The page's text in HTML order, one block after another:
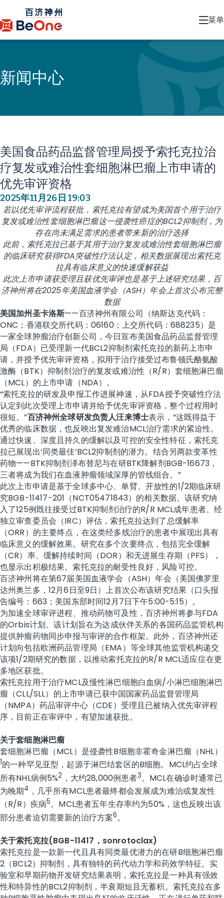
菜单
新闻中心
美国食品药品监督管理局授予索托克拉治
疗复发或难治性套细胞淋巴瘤上市申请的
优先审评资格
2025年11月26日 19:03
若以优先审评流程获批，索托克拉有望成为美国首个用于治疗
复发或难治性套细胞淋巴瘤这一侵袭性癌症的BCL2抑制剂，为
存在尚未满足需求的患者带来新的治疗选择
此前，索托克拉已基于其用于治疗复发或难治性套细胞淋巴瘤
的临床研究获得FDA突破性疗法认定，相关数据展现出索托克
拉具有临床意义的快速缓解获益
此次上市申请获受理且获优先审评也是基于上述研究结果，百
济神州将在2025年美国血液学会（ASH）年会上首次公布完整
数据
美国加州圣卡洛斯——百济神州有限公司（纳斯达克代码：
ONC；香港联交所代码：06160；上交所代码：688235）是
一家全球肿瘤治疗创新公司，今日宣布美国食品药品监督管理
局（FDA）已受理新一代BCL2抑制剂索托克拉的新药上市申
请，并授予优先审评资格，拟用于治疗接受过布鲁顿氏酪氨酸
激酶（BTK）抑制剂治疗的复发或难治性（R/R）套细胞淋巴瘤
（MCL）的上市申请（NDA）。
“索托克拉的研发及申报工作进展神速，从FDA授予突破性疗法
认定到此次受理上市申请并给予优先审评资格，整个过程用时
很短。”百济神州全球研发负责人汪来博士表示，“这既得益于
优秀的临床数据，也反映出复发难治MCL治疗需求的紧迫性。
通过快速、深度且持久的缓解以及可控的安全性特征，索托克
拉已展现出‘同类最佳’BCL2抑制剂的潜力。结合另两款变革性
药物——BTK抑制剂泽布替尼与在研BTK降解剂BGB-16673，
三者将成为我们在血液肿瘤领域深厚的管线组合。”
此次上市申请是基于全球多中心、单臂、开放性的1/2期临床研
究BGB-11417-201（NCT05471843）的相关数据。该研究纳
入了125例既往接受过BTK抑制剂治疗的R/R MCL成年患者。经
独立审查委员会（IRC）评估，索托克拉达到了总缓解率
（ORR）的主要终点，在这类经多线治疗的患者中展现出具有
临床意义的缓解效果。研究在多个次要终点，包括完全缓解
（CR）率、缓解持续时间（DOR）和无进展生存期（PFS），
也显示出积极结果。索托克拉的耐受性良好，风险可控。
百济神州将在第67届美国血液学会（ASH）年会（美国佛罗里
达州奥兰多，12月6日至9日）上首次公布该研究结果（口头报
告编号：663；美国东部时间12月7日下午5:00-5:15）。
为加速全球审评进程、推动药物可及性，百济神州将参与FDA
的Orbis计划。该计划旨在为达成伙伴关系的各国药品监管机构
提供肿瘤药物同步申报与审评的合作框架。此外，百济神州还
计划向包括欧洲药品管理局（EMA）等全球其他监管机构递交
该项1/2期研究的数据，以推动索托克拉的R/R MCL适应症在更
多地区获批。
索托克拉用于治疗MCL及慢性淋巴细胞白血病/小淋巴细胞淋巴
瘤（CLL/SLL）的上市申请已获中国国家药品监督管理局
（NMPA）药品审评中心（CDE）受理且已被纳入优先审评程
序，目前正在审评中，有望加速获批。
关于套细胞淋巴瘤
套细胞淋巴瘤（MCL）是侵袭性B细胞非霍奇金淋巴瘤（NHL）
1的一种罕见亚型，起源于淋巴结套区的B细胞。MCL约占全球
所有NHL病例5%2 ，大约28,000例患者3。MCL在确诊时通常已
为晚期4 ，几乎所有MCL患者最终都会发展成为难治或复发性
（R/R）疾病5。MCL患者五年生存率约为50%，这也反映出该
部分患者迫切需要新的治疗方案6。
关于索托克拉(BGB-11417， sonrotoclax)
索托克拉是一款新一代且具有同类最优潜力的在研B细胞淋巴瘤
2（BCL2）抑制剂，具有独特的药代动力学和药效学特征。实
验室和早期药物开发研究结果表明，索托克拉是一种具有强效
性和特异性的BCL2抑制剂，半衰期短且无蓄积。索托克拉在多